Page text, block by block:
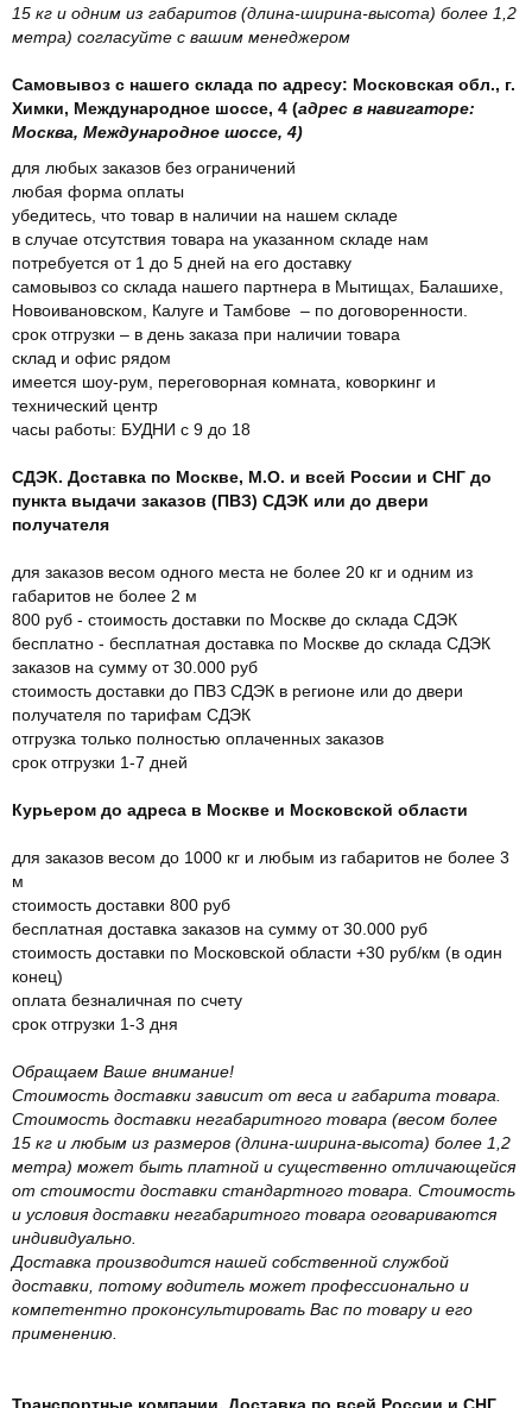
15 кг и одним из габаритов (длина-ширина-высота) более 1,2
метра) согласуйте с вашим менеджером
Самовывоз с нашего склада по адресу: Московская обл., г.
Химки, Международное шоссе, 4 (адрес в навигаторе:
Москва, Международное шоссе, 4)
для любых заказов без ограничений
любая форма оплаты
убедитесь, что товар в наличии на нашем складе
в случае отсутствия товара на указанном складе нам
потребуется от 1 до 5 дней на его доставку
самовывоз со склада нашего партнера в Мытищах, Балашихе,
Новоивановском, Калуге и Тамбове – по договоренности.
срок отгрузки – в день заказа при наличии товара
склад и офис рядом
имеется шоу-рум, переговорная комната, коворкинг и
технический центр
часы работы: БУДНИ с 9 до 18
СДЭК. Доставка по Москве, М.О. и всей России и СНГ до
пункта выдачи заказов (ПВЗ) СДЭК или до двери
получателя
для заказов весом одного места не более 20 кг и одним из
габаритов не более 2 м
800 руб - стоимость доставки по Москве до склада СДЭК
бесплатно - бесплатная доставка по Москве до склада СДЭК
заказов на сумму от 30.000 руб
стоимость доставки до ПВЗ СДЭК в регионе или до двери
получателя по тарифам СДЭК
отгрузка только полностью оплаченных заказов
срок отгрузки 1-7 дней
Курьером до адреса в Москве и Московской области
для заказов весом до 1000 кг и любым из габаритов не более 3
м
стоимость доставки 800 руб
бесплатная доставка заказов на сумму от 30.000 руб
стоимость доставки по Московской области +30 руб/км (в один
конец)
оплата безналичная по счету
срок отгрузки 1-3 дня
Обращаем Ваше внимание!
Стоимость доставки зависит от веса и габарита товара.
Стоимость доставки негабаритного товара (весом более
15 кг и любым из размеров (длина-ширина-высота) более 1,2
метра) может быть платной и существенно отличающейся
от стоимости доставки стандартного товара. Стоимость
и условия доставки негабаритного товара оговариваются
индивидуально.
Доставка производится нашей собственной службой
доставки, потому водитель может профессионально и
компетентно проконсультировать Вас по товару и его
применению.
Транспортные компании. Доставка по всей России и СНГ